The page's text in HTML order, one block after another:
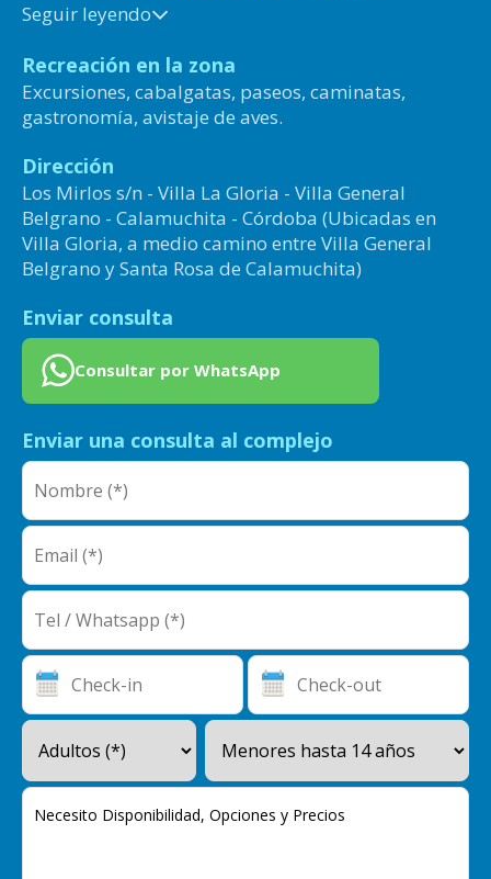
Seguir leyendo
Recreación en la zona
Excursiones, cabalgatas, paseos, caminatas,
gastronomía, avistaje de aves.
Dirección
Los Mirlos s/n - Villa La Gloria - Villa General
Belgrano - Calamuchita - Córdoba (Ubicadas en
Villa Gloria, a medio camino entre Villa General
Belgrano y Santa Rosa de Calamuchita)
Enviar consulta
Consultar por WhatsApp
Enviar una consulta al complejo